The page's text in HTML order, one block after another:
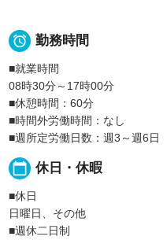
 勤務時間
■就業時間
08時30分～17時00分
■休憩時間：60分
■時間外労働時間：なし
■週所定労働日数：週3～週6日
calendar_today 休日・休暇
■休日
日曜日、その他
■週休二日制